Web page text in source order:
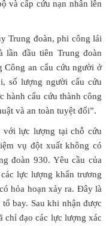
và cấp cứu nạn nhân lên
Trung đoàn, phi công lái
lần đầu tiên Trung đoàn
Công an cẩu cứu người ở
số lượng người cẩu cứu
hành cẩu cứu thành công
và an toàn tuyệt đối”.
với lực lượng tại chỗ cứu
vụ đột xuất không có
đoàn 930. Yêu cầu của
lực lượng khẩn trương
hỏa hoạn xảy ra. Đây là
bay. Sau khi nhận được
chỉ đạo các lực lượng xác